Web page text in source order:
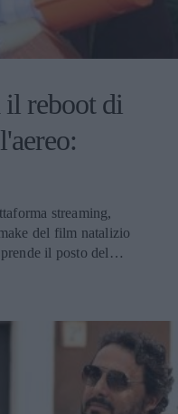
reboot di
streaming,
del film natalizio
il posto del